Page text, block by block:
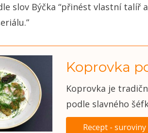
slov Býčka “přinést vlastní talíř
Koprovka
Koprovka je
podle slavného
Recept -